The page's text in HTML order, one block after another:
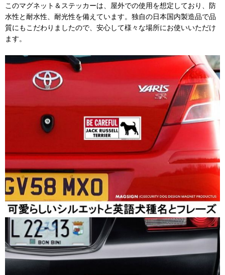
このマグネット＆ステッカーは、屋外での使用を想定しており、防
水性と耐水性、耐光性を備えています。独自の日本国内製造品で品
質にもこだわりましたので、安心して様々な場所にお使いいただけ
ます。